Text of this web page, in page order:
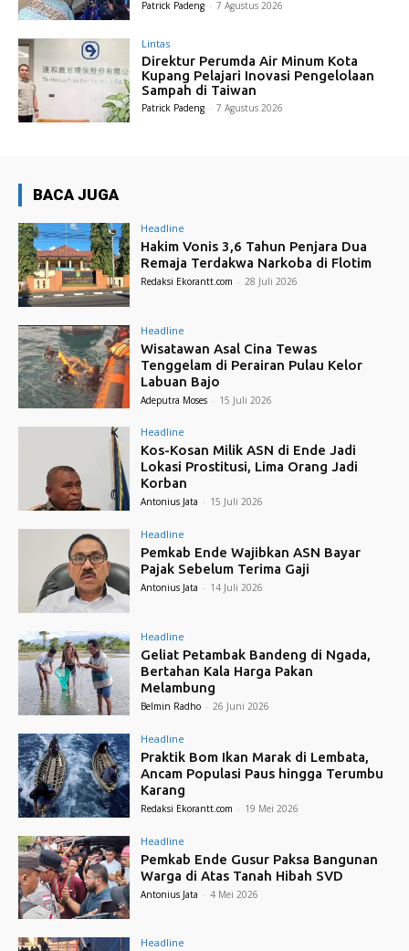
Patrick Padeng - 7 Agustus 2026
Lintas
Direktur Perumda Air Minum Kota
Kupang Pelajari Inovasi Pengelolaan
Sampah di Taiwan
Patrick Padeng - 7 Agustus 2026
BACA JUGA
Headline
Hakim Vonis 3,6 Tahun Penjara Dua
Remaja Terdakwa Narkoba di Flotim
Redaksi Ekorantt.com - 28 Juli 2026
Headline
Wisatawan Asal Cina Tewas
Tenggelam di Perairan Pulau Kelor
Labuan Bajo
Adeputra Moses - 15 Juli 2026
Headline
Kos-Kosan Milik ASN di Ende Jadi
Lokasi Prostitusi, Lima Orang Jadi
Korban
Antonius Jata - 15 Juli 2026
Headline
Pemkab Ende Wajibkan ASN Bayar
Pajak Sebelum Terima Gaji
Antonius Jata - 14 Juli 2026
Headline
Geliat Petambak Bandeng di Ngada,
Bertahan Kala Harga Pakan
Melambung
Belmin Radho - 26 Juni 2026
Headline
Praktik Bom Ikan Marak di Lembata,
Ancam Populasi Paus hingga Terumbu
Karang
Redaksi Ekorantt.com - 19 Mei 2026
Headline
Pemkab Ende Gusur Paksa Bangunan
Warga di Atas Tanah Hibah SVD
Antonius Jata - 4 Mei 2026
Headline